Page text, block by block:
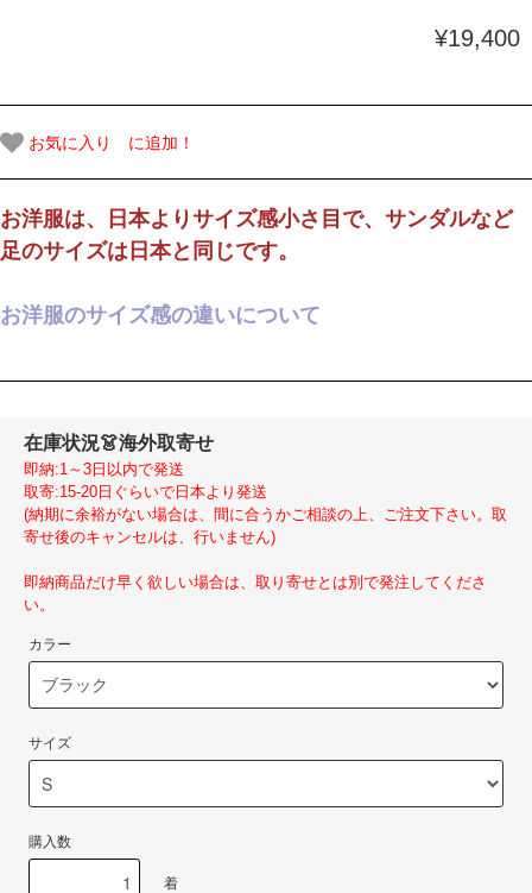
¥19,400
お気に入り に追加！
お洋服は、日本よりサイズ感小さ目で、サンダルなど
足のサイズは日本と同じです。
お洋服のサイズ感の違いについて
在庫状況👗海外取寄せ
即納:1～3日以内で発送
取寄:15-20日ぐらいで日本より発送
(納期に余裕がない場合は、間に合うかご相談の上、ご注文下さい。取
寄せ後のキャンセルは、行いません)
即納商品だけ早く欲しい場合は、取り寄せとは別で発注してくださ
い。
カラー
サイズ
購入数
着